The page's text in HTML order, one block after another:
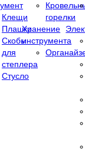
Клещи
Плашки
Скобы
для
степлера
Стусло
горелки
Хранение
инструмента